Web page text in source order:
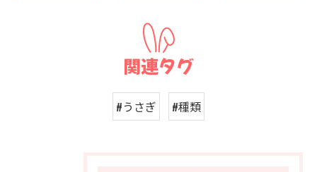
関連タグ
#うさぎ #種類